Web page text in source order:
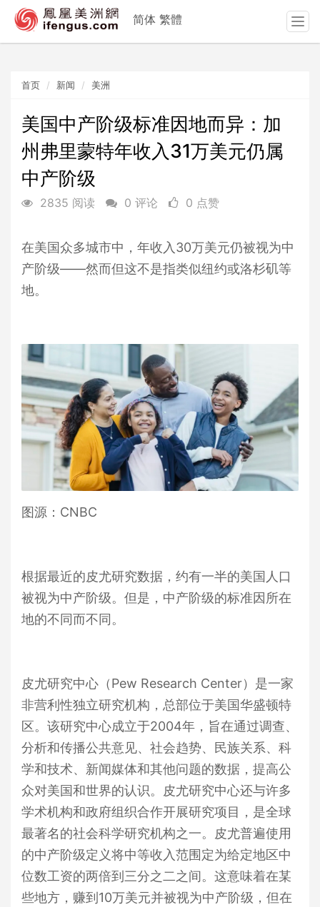
首页 新闻 美洲
美国中产阶级标准因地而异：加
州弗里蒙特年收入31万美元仍属
中产阶级
2835 阅读 0 评论 0 点赞
在美国众多城市中，年收入30万美元仍被视为中
产阶级——然而但这不是指类似纽约或洛杉矶等
地。
图源：CNBC
根据最近的皮尤研究数据，约有一半的美国人口
被视为中产阶级。但是，中产阶级的标准因所在
地的不同而不同。
皮尤研究中心（Pew Research Center）是一家
非营利性独立研究机构，总部位于美国华盛顿特
区。该研究中心成立于2004年，旨在通过调查、
分析和传播公共意见、社会趋势、民族关系、科
学和技术、新闻媒体和其他问题的数据，提高公
众对美国和世界的认识。皮尤研究中心还与许多
学术机构和政府组织合作开展研究项目，是全球
最著名的社会科学研究机构之一。皮尤普遍使用
的中产阶级定义将中等收入范围定为给定地区中
位数工资的两倍到三分之二之间。这意味着在某
些地方，赚到10万美元并被视为中产阶级，但在
简体 繁體
T
o
o